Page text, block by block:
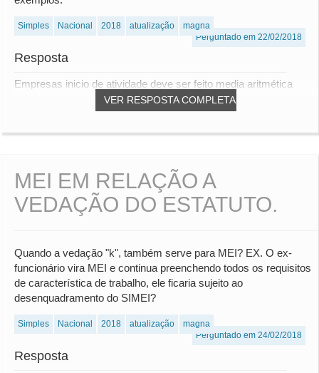
Simples Nacional 2018 atualização
magna
Perguntado em 22/02/2018
Resposta
VER RESPOSTA COMPLETA
Empresas inicio de atividade deve ser feito media aritmética
MEI EM RELAÇÃO A
VEDAÇÃO DO ESTATUTO.
Quando a vedação "k", também serve para MEI? EX. O ex-
funcionário vira MEI e continua preenchendo todos os requisitos
de característica de trabalho, ele ficaria sujeito ao
desenquadramento do SIMEI?
Simples Nacional 2018 atualização
magna
Perguntado em 24/02/2018
Resposta